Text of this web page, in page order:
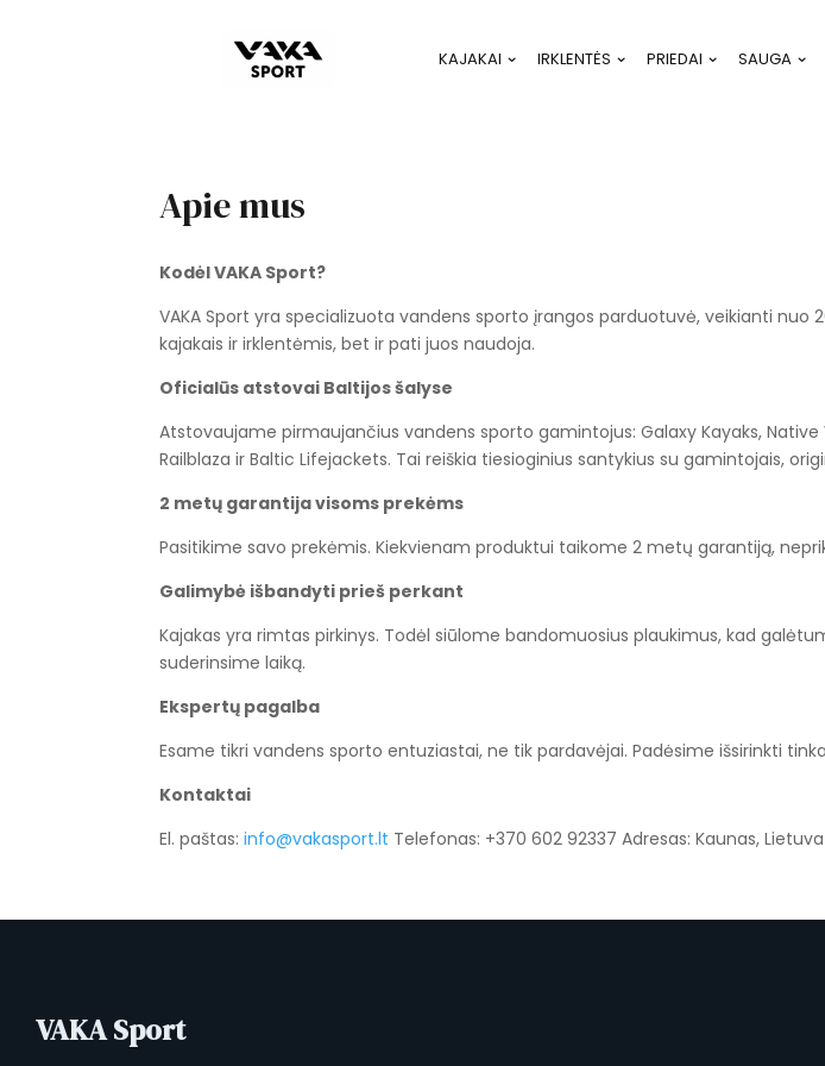
KAJAKAI IRKLENTĖS PRIEDAI SAUGA
Apie mus
Kodėl VAKA Sport?
VAKA Sport yra specializuota vandens sporto įrangos parduotuvė, veikianti nuo
kajakais ir irklentėmis, bet ir pati juos naudoja.
Oficialūs atstovai Baltijos šalyse
Atstovaujame pirmaujančius vandens sporto gamintojus: Galaxy Kayaks,
Railblaza ir Baltic Lifejackets. Tai reiškia tiesioginius santykius su gamintojais,
2 metų garantija visoms prekėms
Pasitikime savo prekėmis. Kiekvienam produktui taikome 2 metų garantiją,
Galimybė išbandyti prieš perkant
Kajakas yra rimtas pirkinys. Todėl siūlome bandomuosius plaukimus, kad
suderinsime laiką.
Ekspertų pagalba
Esame tikri vandens sporto entuziastai, ne tik pardavėjai. Padėsime išsirinkti
Kontaktai
El. paštas:info@vakasport.lt Telefonas: +370 602 92337 Adresas: Kaunas,
VAKA Sport